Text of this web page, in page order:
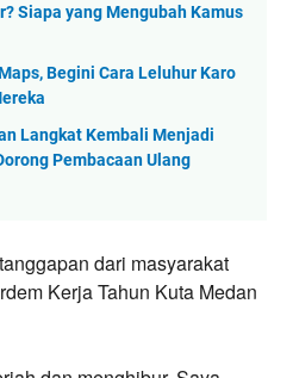
Siapa yang Mengubah Kamus
Begini Cara Leluhur Karo
Langkat Kembali Menjadi
Pembacaan Ulang
dari masyarakat
Kerja Tahun Kuta Medan